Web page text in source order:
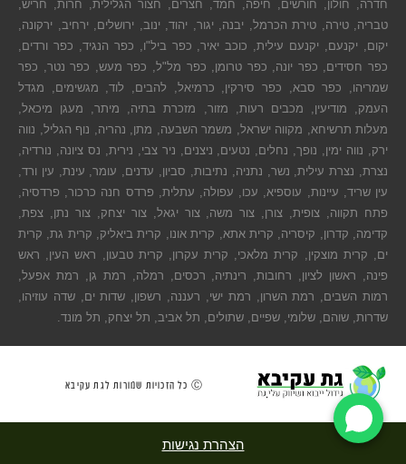
חדרה, חולון, חורשים, חיפה, חמד, חצרים, חצור הגלילית, חרות, חריש,
טבריה, טירה, טירת הכרמל, יבנה, יגור, יהוד, ינוב, ירושלים, ירחיב, ירקונה,
יקום, יקנעם, יקנעם עילית, כוכב יאיר, כפר ביל"ו, כפר הנגיד, כפר ורדים,
כפר חסידים, כפר יונה, כפר טרומן, כפר מל"ל, כפר מעש, כפר נטר, כפר
שמריהו, כפר סבא, כפר סירקין, כרמיאל, להבים, לוד, מגשימים, מגדל
העמק, מודיעין, מכבים רעות, מזור, מזכרת בתיה, מיתר, מעגן מיכאל,
מעלות תרשיחא, מקווה ישראל, משמר השבעה, מתן, נהריה, נוף הגליל, נווה
ירק, נווה ימין, נופך, נחלים, נטעים, ניצנים, ניר צבי, נירית, נס ציונה, נורדיה,
נצרת, נצרת עילית, נשר, נתניה, נתיבות, סביון, עדנים, עומר, עינת, עין ורד,
עין שריד, עיינות, עוספיא, עכו, עפולה, עתלית, פרדס חנה כרכור, פרדסיה,
פתח תקווה, צופית, צורן, צור משה, צור יגאל, צור יצחק, צור נתן, צפת,
קדימה, קדרון, קיסריה, קרית אתא, קרית אונו, קרית ביאליק, קרית גת, קרית
ים, קרית מוצקין, קרית מלאכי, קרית עקרון, קרית טבעון, ראש העין, ראש
פינה, ראשון לציון, רחובות, רינתיה, רכסים, רמלה, רמת גן, רמת אפעל,
רמות השבים, רמת השרון, רמת ישי, רעננה, רשפון, שדות ים, שדה עוזיהו,
שדרות, שוהם, שלומי, שפיים, שתולים, תל אביב, תל יצחק, תל מונד.
Ⓒ כל הזכויות שמורות לגת עקיבא
הצהרת נגישות